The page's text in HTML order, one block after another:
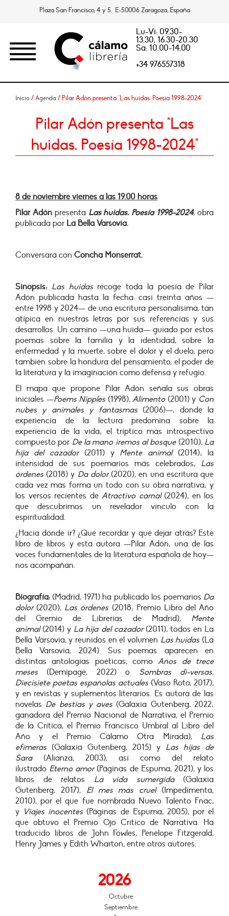
Plaza San Francisco, 4 y 5. E-50006 Zaragoza, España
Lu-Vi: 09.30-
13.30, 16.30-20.30
Sa: 10.00-14.00
+34 976557318
Inicio / Agenda / Pilar Adón presenta "Las huidas. Poesía 1998-2024"
Pilar Adón presenta "Las
huidas. Poesía 1998-2024"
8 de noviembre viernes a las 19.00 horas
Pilar Adónpresenta Las huidas. Poesía 1998-2024, obra
publicada por La Bella Varsovia.
Conversará con Concha Monserrat.
Sinopsis: Las huidasrecoge toda la poesía de Pilar
Adón publicada hasta la fecha: casi treinta años —
entre 1998 y 2024— de una escritura personalísima, tan
atípica en nuestras letras por sus referencias y sus
desarrollos. Un camino —una huida— guiado por estos
poemas sobre la familia y la identidad, sobre la
enfermedad y la muerte, sobre el dolor y el duelo, pero
también sobre la hondura del pensamiento, el poder de
la literatura y la imaginación como defensa y refugio.
El mapa que propone Pilar Adón señala sus obras
iniciales —Poems Nipples (1998),Alimento(2001) y Con
nubes y animales y fantasmas(2006)—, donde la
experiencia de la lectura predomina sobre la
experiencia de la vida; el tríptico más introspectivo
compuesto por De la mano iremos al bosque(2010), La
hija del cazador(2011) y Mente animal(2014); la
intensidad de sus poemarios más celebrados, Las
órdenes (2018) y Da dolor(2020), en una escritura que
cada vez más forma un todo con su obra narrativa; y
los versos recientes de Atractivo carnal(2024), en los
que descubrimos un revelador vínculo con la
espiritualidad.
¿Hacia dónde ir? ¿Qué recordar y qué dejar atrás? Este
libro de libros y esta autora —Pilar Adón, una de las
voces fundamentales de la literatura española de hoy—
nos acompañan.
Biografía: (Madrid, 1971) ha publicado los poemarios Da
dolor(2020), Las órdenes (2018; Premio Libro del Año
del Gremio de Librerías de Madrid), Mente
animal(2014) y La hija del cazador(2011), todos en La
Bella Varsovia, y reunidos en el volumen Las huidas (La
Bella Varsovia, 2024). Sus poemas aparecen en
distintas antologías poéticas, comoAños de trece
meses (Demipage, 2022) o Sombras di-versas.
Diecisiete poetas españolas actuales (Vaso Roto, 2017),
y en revistas y suplementos literarios. Es autora de las
novelas De bestias y aves (Galaxia Gutenberg, 2022;
ganadora del Premio Nacional de Narrativa, el Premio
de la Crítica, el Premio Francisco Umbral al Libro del
Año y el Premio Cálamo Otra Mirada), Las
efímeras (Galaxia Gutenberg, 2015) y Las hijas de
Sara(Alianza, 2003), así como del relato
ilustrado Eterno amor(Páginas de Espuma, 2021), y los
libros de relatos La vida sumergida(Galaxia
Gutenberg, 2017), El mes más cruel(Impedimenta,
2010), por el que fue nombrada Nuevo Talento Fnac,
y Viajes inocentes (Páginas de Espuma, 2005), por el
que obtuvo el Premio Ojo Crítico de Narrativa. Ha
traducido libros de John Fowles, Penelope Fitzgerald,
Henry James y Edith Wharton, entre otros autores.
2026
Octubre
Septiembre